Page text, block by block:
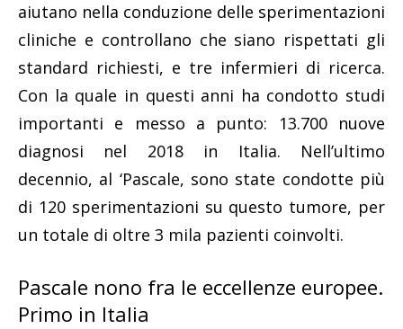
aiutano nella conduzione delle sperimentazioni
cliniche e controllano che siano rispettati gli
standard richiesti, e tre infermieri di ricerca.
Con la quale in questi anni ha condotto studi
importanti e messo a punto: 13.700 nuove
diagnosi nel 2018 in Italia. Nell’ultimo
decennio, al ‘Pascale, sono state condotte più
di 120 sperimentazioni su questo tumore, per
un totale di oltre 3 mila pazienti coinvolti.
Pascale nono fra le eccellenze europee.
Primo in Italia